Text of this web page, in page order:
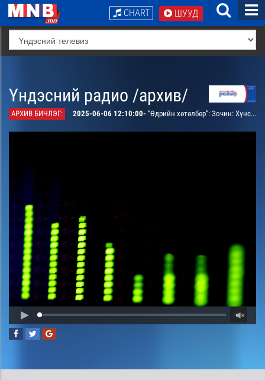
ШУУД
CHART
Үндэсний радио /архив/
АРХИВ БИЧЛЭГ: 2025-06-06 12:10:00- “Өдрийн хөтөлбөр”: Зочин: Хүнсний технологич Д.Гантуяатай ярилцана. “Чихэнд чимэгтэй” мэдээллийн булан: Дэлхий дахинд болон улс оронд өрнөж буй эерэг үйл явдлуудаас мэдээлнэ. Эрүүл монгол хүн: Бие болон сэтгэлийн хувьд эрүүл байх арга замуудыг цувралаар хүргэнэ